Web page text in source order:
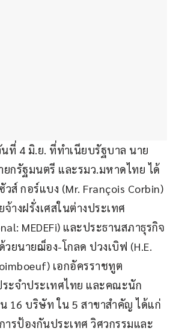
นที่ 4 มิ.ย. ที่ทำเนียบรัฐบาล นาย
กรัฐมนตรี และรมว.มหาดไทย ได้
ส์ กอร์แบง (Mr. François Corbin)
างฝรั่งเศสในต่างประเทศ
MEDEFi) และประธานสภาธุรกิจ
ยนายฌ็อง-โกลด ปวงเบิฟ (H.E.
เอกอัครราชทูต
ระจำประเทศไทย และคณะนัก
น 16 บริษัท ใน 5 สาขาสำคัญ ได้แก่
รป้องกันประเทศ วิศวกรรมและ